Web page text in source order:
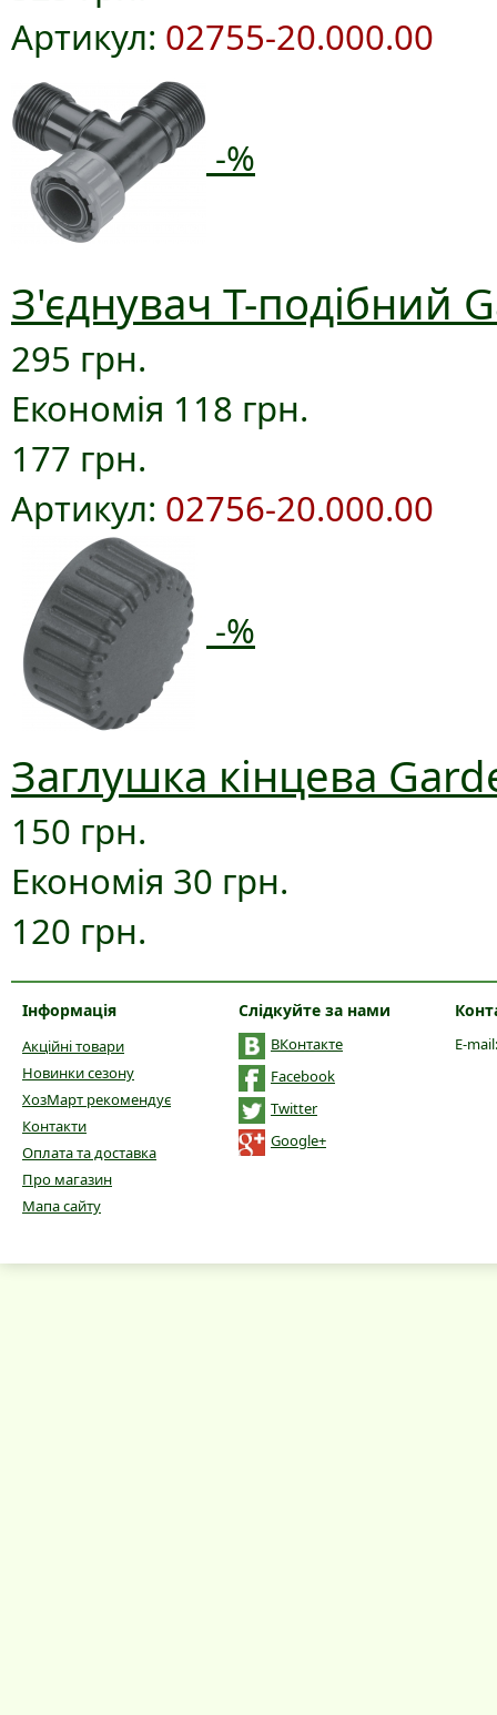
Артикул: 02755-20.000.00
-%
З'єднувач T-подібний
295 грн.
Економія 118 грн.
177 грн.
Артикул: 02756-20.000.00
-%
Заглушка кінцева
150 грн.
Економія 30 грн.
120 грн.
Інформація
Акційні товари
Новинки сезону
ХозМарт рекомендує
Контакти
Оплата та доставка
Про магазин
Мапа сайту
Слідкуйте за нами
ВКонтакте
Facebook
Twitter
Google+
E-